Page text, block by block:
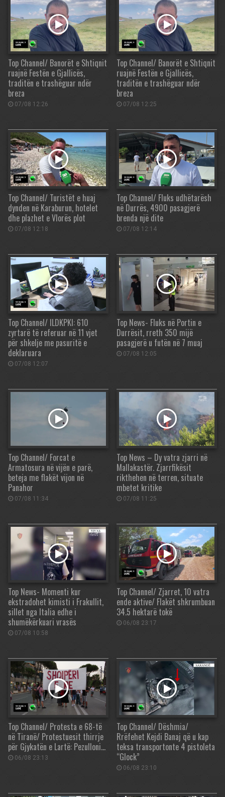
Top Channel/ Banorët e Shtiqnit
ruajnë Festën e Gjallicës,
traditën e trashëguar ndër
breza
07/08 12:26
Top Channel/ Banorët e Shtiqnit
ruajnë Festën e Gjallicës,
traditën e trashëguar ndër
breza
07/08 12:25
Top Channel/ Turistët e huaj
dynden në Karaburun, hotelet
dhe plazhet e Vlorës plot
07/08 12:18
Top Channel/ Fluks udhëtarësh
në Durrës, 4900 pasagjerë
brenda një dite
07/08 12:14
Top Channel/ ILDKPKI: 610
zyrtarë të referuar në 11 vjet
për shkelje me pasuritë e
deklaruara
07/08 12:07
Top News- Fluks në Portin e
Durrësit, rreth 350 mijë
pasagjerë u futën në 7 muaj
07/08 12:05
Top Channel/ Forcat e
Armatosura në vijën e parë,
beteja me flakët vijon në
Panahor
07/08 11:34
Top News – Dy vatra zjarri në
Mallakastër. Zjarrfikësit
rikthehen në terren, situate
mbetet kritike
07/08 11:25
Top News- Momenti kur
ekstradohet kimisti i Frakullit,
sillet nga Italia edhe i
shumëkërkuari vrasës
07/08 10:58
Top Channel/ Zjarret, 10 vatra
ende aktive/ Flakët shkrumbuan
34.5 hektarë tokë
06/08 23:17
Top Channel/ Protesta e 68-të
në Tiranë/ Protestuesit thirrje
për Gjykatën e Lartë: Pezulloni…
06/08 23:13
Top Channel/ Dëshmia/
Rrëfehet Kejdi Banaj që u kap
teksa transportonte 4 pistoleta
“Glock”
06/08 23:10